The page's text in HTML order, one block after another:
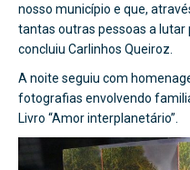
nosso município e que,
tantas outras pessoas a lutar
concluiu Carlinhos Queiroz.
A noite seguiu com
fotografias envolvendo
Livro “Amor interplanetário”.